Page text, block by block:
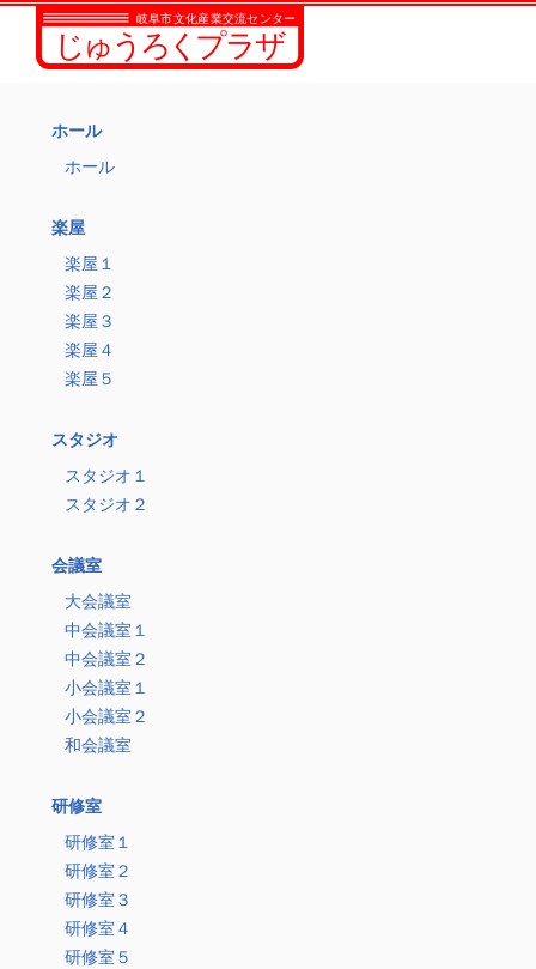
ホール
ホール
楽屋
楽屋１
楽屋２
楽屋３
楽屋４
楽屋５
スタジオ
スタジオ１
スタジオ２
会議室
大会議室
中会議室１
中会議室２
小会議室１
小会議室２
和会議室
研修室
研修室１
研修室２
研修室３
研修室４
研修室５